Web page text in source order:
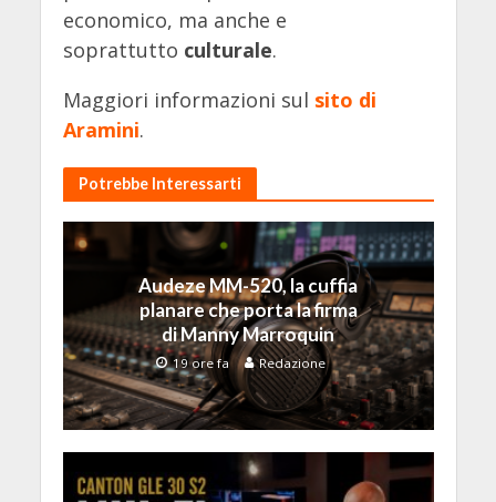
economico, ma anche e
soprattutto culturale.
Maggiori informazioni sul sito di
Aramini.
Potrebbe Interessarti
Audeze MM-520, la cuffia
planare che porta la firma
di Manny Marroquin
19 ore fa Redazione